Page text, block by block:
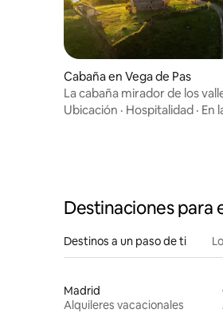
Cabaña en Vega de Pas
La cabaña mirador de los
Ubicación · Hospitalidad · En
Destinaciones para
Destinos a un paso de ti
Madrid
Alquileres vacacionales